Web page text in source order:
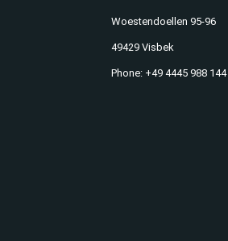
Woestendoellen 95-96
49429 Visbek
Phone: +49 4445 988 144